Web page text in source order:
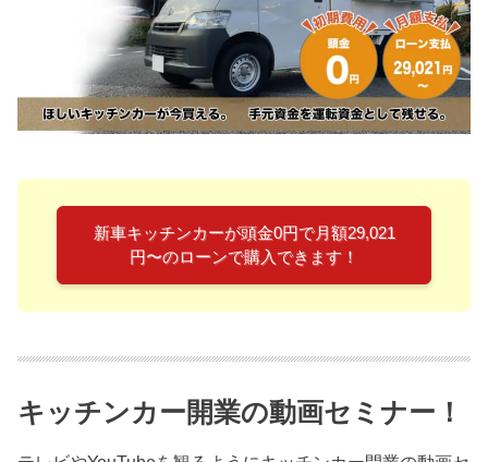
新車キッチンカーが頭金0円で月額29,021
円〜のローンで購入できます！
キッチンカー開業の動画セミナー！